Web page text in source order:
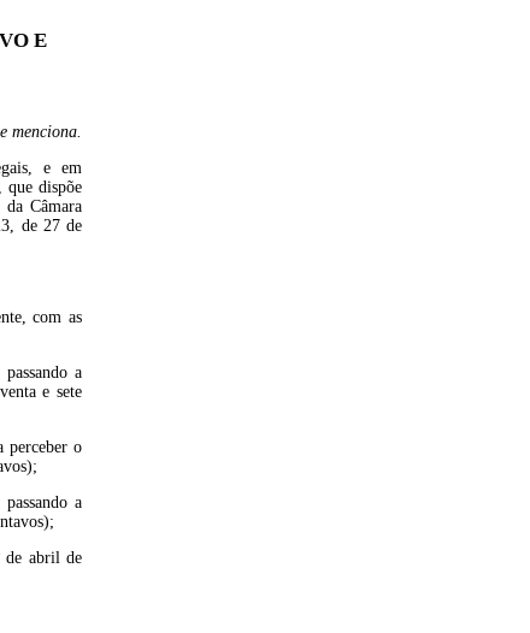
E
menciona.
e em
que dispõe
Câmara
de 27 de
com as
a
e sete
o
a
de abril de